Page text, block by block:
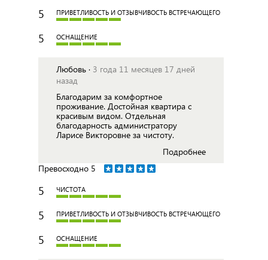
5 ПРИВЕТЛИВОСТЬ И ОТЗЫВЧИВОСТЬ ВСТРЕЧАЮЩЕГО
5 ОСНАЩЕНИЕ
Любовь · 3 года 11 месяцев 17 дней
назад
Благодарим за комфортное
проживание. Достойная квартира с
красивым видом. Отдельная
благодарность администратору
Ларисе Викторовне за чистоту.
Подробнее
Превосходно 5
5 ЧИСТОТА
5 ПРИВЕТЛИВОСТЬ И ОТЗЫВЧИВОСТЬ ВСТРЕЧАЮЩЕГО
5 ОСНАЩЕНИЕ